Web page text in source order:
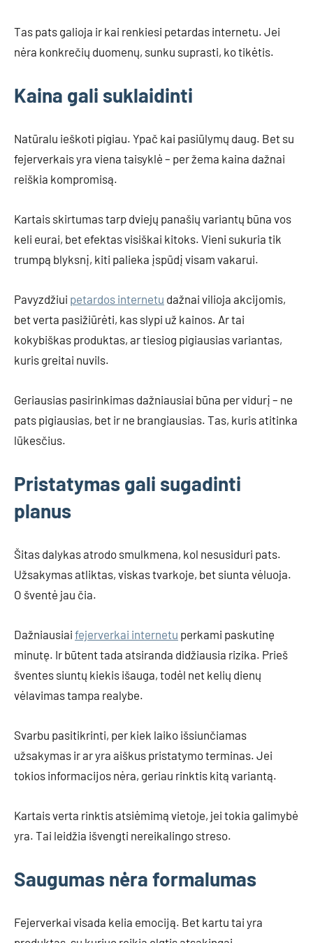
Tas pats galioja ir kai renkiesi petardas internetu. Jei
nėra konkrečių duomenų, sunku suprasti, ko tikėtis.
Kaina gali suklaidinti
Natūralu ieškoti pigiau. Ypač kai pasiūlymų daug. Bet su
fejerverkais yra viena taisyklė – per žema kaina dažnai
reiškia kompromisą.
Kartais skirtumas tarp dviejų panašių variantų būna vos
keli eurai, bet efektas visiškai kitoks. Vieni sukuria tik
trumpą blyksnį, kiti palieka įspūdį visam vakarui.
Pavyzdžiui petardos internetu dažnai vilioja akcijomis,
bet verta pasižiūrėti, kas slypi už kainos. Ar tai
kokybiškas produktas, ar tiesiog pigiausias variantas,
kuris greitai nuvils.
Geriausias pasirinkimas dažniausiai būna per vidurį – ne
pats pigiausias, bet ir ne brangiausias. Tas, kuris atitinka
lūkesčius.
Pristatymas gali sugadinti
planus
Šitas dalykas atrodo smulkmena, kol nesusiduri pats.
Užsakymas atliktas, viskas tvarkoje, bet siunta vėluoja.
O šventė jau čia.
Dažniausiai fejerverkai internetu perkami paskutinę
minutę. Ir būtent tada atsiranda didžiausia rizika. Prieš
šventes siuntų kiekis išauga, todėl net kelių dienų
vėlavimas tampa realybe.
Svarbu pasitikrinti, per kiek laiko išsiunčiamas
užsakymas ir ar yra aiškus pristatymo terminas. Jei
tokios informacijos nėra, geriau rinktis kitą variantą.
Kartais verta rinktis atsiėmimą vietoje, jei tokia galimybė
yra. Tai leidžia išvengti nereikalingo streso.
Saugumas nėra formalumas
Fejerverkai visada kelia emociją. Bet kartu tai yra